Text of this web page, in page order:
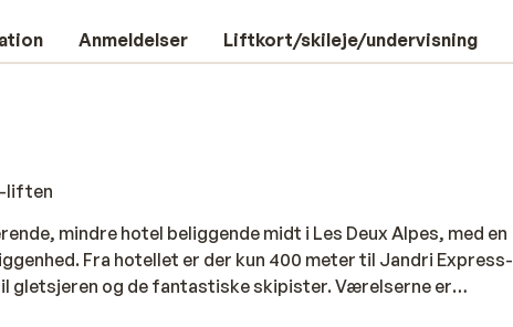
Anmeldelser Liftkort/skileje/undervisning
liften
mindre hotel beliggende midt i Les Deux Alpes, med en
Fra hotellet er der kun 400 meter til Jandri Express-
gletsjeren og de fantastiske skipister. Værelserne er
egen unikke stil. Efter en dag fyldt med skiløb kan du